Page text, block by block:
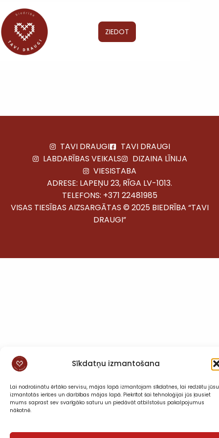
Sīkdatņu izmantošana
Lai nodrošinātu ērtāko servisu, mājas lapā izmantojam sīkdatnes, lai redzētu jūsu
izmantotās ierīces un darbības mājas lapā. Piekrītot šai tehnoloģijai jūs ļausiet
mums saprast sev svarīgāko saturu un piedāvāt atbilstošus pakalpojumus
nākotnē.
ZIEDOT
TAVI DRAUGI
TAVI DRAUGI
LABDARĪBAS VEIKALS
DIZAINA LĪNIJA
VIESISTABA
ADRESE: LAPEŅU 23, RĪGA LV-1013.
TELEFONS: +371 22481985
VISAS TIESĪBAS AIZSARGĀTAS © 2025 BIEDRĪBA “TAVI
DRAUGI”